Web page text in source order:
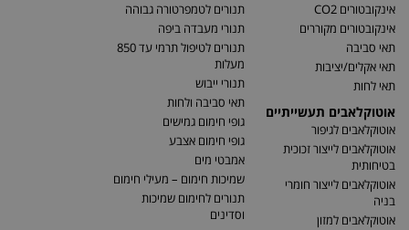
אינקובטורים CO2
אינקובטורים מקוררים
תאי סביבה
תאי אקלים/יציבות
תאי לחות
אוטוקלאבים תעשייתיים
אוטוקלאבים לגיפור
אוטוקלאבים לייצור זכוכית
בטיחותית
אוטוקלאבים לייצור חומרי
בניה
אוטוקלאבים למזון
תנורים לטמפרטורה גבוהה
תנורי מעבדה ביפה
תנורים לטיפול תרמי עד 850
מעלות
תנורי ייבוש
תאי סביבה ולחות
גופי חימום גמישים
גופי חימום אצבע
אמבטי מים
שמיכות חימום – מעילי חימום
תנורים לחימום שמיכות
וסדינים